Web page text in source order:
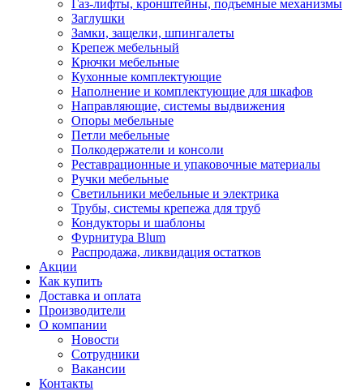
Газ-лифты, кронштейны, подъемные механизмы
Заглушки
Замки, защелки, шпингалеты
Крепеж мебельный
Крючки мебельные
Кухонные комплектующие
Наполнение и комплектующие для шкафов
Направляющие, системы выдвижения
Опоры мебельные
Петли мебельные
Полкодержатели и консоли
Реставрационные и упаковочные материалы
Ручки мебельные
Светильники мебельные и электрика
Трубы, системы крепежа для труб
Кондукторы и шаблоны
Фурнитура Blum
Распродажа, ликвидация остатков
Акции
Как купить
Доставка и оплата
Производители
О компании
Новости
Сотрудники
Вакансии
Контакты